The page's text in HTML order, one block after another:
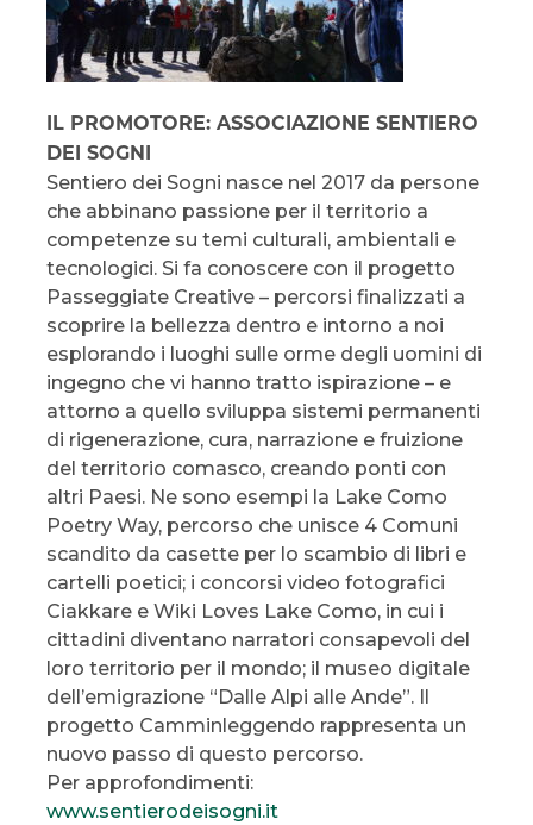
IL PROMOTORE: ASSOCIAZIONE SENTIERO
DEI SOGNI
Sentiero dei Sogni nasce nel 2017 da persone
che abbinano passione per il territorio a
competenze su temi culturali, ambientali e
tecnologici. Si fa conoscere con il progetto
Passeggiate Creative – percorsi finalizzati a
scoprire la bellezza dentro e intorno a noi
esplorando i luoghi sulle orme degli uomini di
ingegno che vi hanno tratto ispirazione – e
attorno a quello sviluppa sistemi permanenti
di rigenerazione, cura, narrazione e fruizione
del territorio comasco, creando ponti con
altri Paesi. Ne sono esempi la Lake Como
Poetry Way, percorso che unisce 4 Comuni
scandito da casette per lo scambio di libri e
cartelli poetici; i concorsi video fotografici
Ciakkare e Wiki Loves Lake Como, in cui i
cittadini diventano narratori consapevoli del
loro territorio per il mondo; il museo digitale
dell’emigrazione “Dalle Alpi alle Ande”. Il
progetto Camminleggendo rappresenta un
nuovo passo di questo percorso.
Per approfondimenti:
www.sentierodeisogni.it